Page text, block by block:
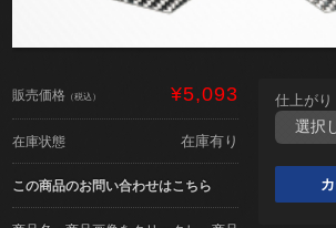
販売価格 （税込） ¥5,093
在庫状態 在庫有り
この商品のお問い合わせはこちら
仕上がり